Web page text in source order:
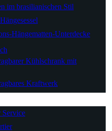
im brasilianischen Stil
Hängematten-Unterdecke
Kühlschrank mit
Kraftwerk
Service